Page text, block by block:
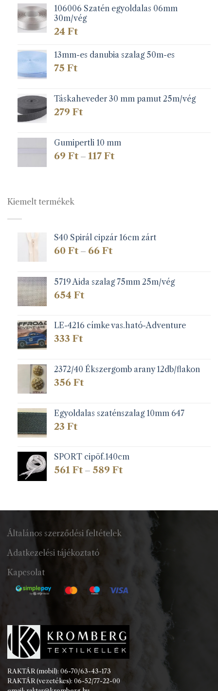
106006 Szatén egyoldalas 06mm
30m/vég
24 Ft
13mm-es danubia szalag 50m-es
75 Ft
Táskaheveder 30 mm pamut 25m/vég
279 Ft
Gumipertli 10 mm
69 Ft – 117 FtÁrtartomány:
Kiemelt termékek
S40 Spirál cipzár 16cm zárt
60 Ft – 66 FtÁrtartomány:
66 Ft
5719 Aida szalag 75mm 25m/vég
654 Ft
LE-4216 címke vas.ható-Adventure
333 Ft
2372/40 Ékszergomb arany 12db/flakon
356 Ft
Egyoldalas szaténszalag 10mm 647
23 Ft
SPORT cipöf.140cm
561 Ft – 589 FtÁrtartomány:
Általános szerződési feltételek
Adatkezelési tájékoztató
Kapcsolat
RAKTÁR (mobil): 06-70/63-43-173
RAKTÁR (vezetékes): 06-52/77-22-00